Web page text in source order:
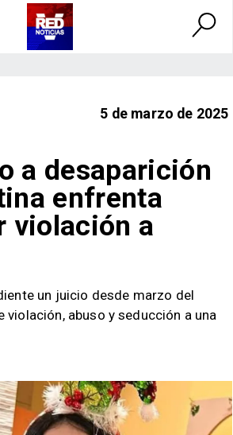
5 de marzo de 2025
a desaparición
enfrenta
violación a
un juicio desde marzo del
violación, abuso y seducción a una